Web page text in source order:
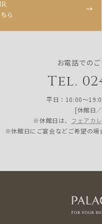
ら
お電話での
Tel.
平日：10:00〜
[休館日
※休館日は、 フェアカ
※休館日にご宴会などご希望の場